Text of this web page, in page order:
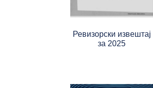
Ревизорски извештај
за 2025